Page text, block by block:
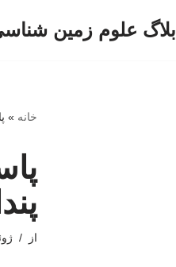
بلاگ علوم زمین
خانه »
از ژوئن